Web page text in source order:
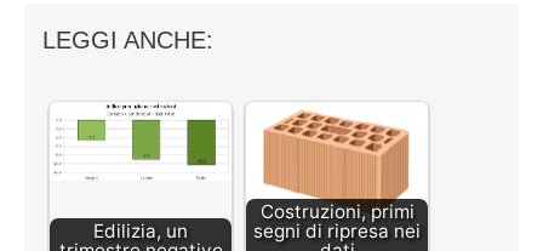
LEGGI ANCHE:
Edilizia, un
Costruzioni, primi
segni di ripresa nei